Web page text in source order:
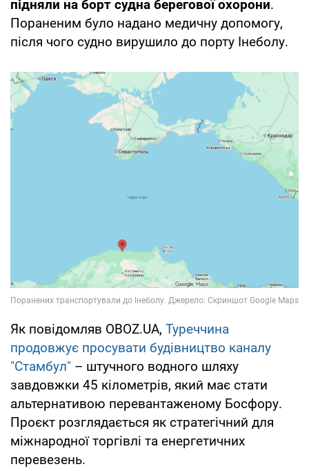
підняли на борт судна берегової охорони.
Пораненим було надано медичну допомогу,
після чого судно вирушило до порту Інеболу.
Як повідомляв OBOZ.UA, Туреччина
продовжує просувати будівництво каналу
"Стамбул" – штучного водного шляху
завдовжки 45 кілометрів, який має стати
альтернативою перевантаженому Босфору.
Проєкт розглядається як стратегічний для
міжнародної торгівлі та енергетичних
перевезень.